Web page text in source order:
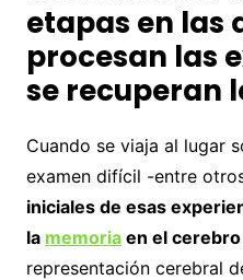
etapas en las
procesan las
se recuperan
Cuando se viaja al lugar
examen difícil -entre
iniciales de esas
la memoriaen el cerebro
representación cerebral